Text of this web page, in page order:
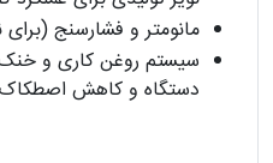
مانومتر و فشارسنج
سیستم روغن‌ کاری و خنک‌
دستگاه و کاهش